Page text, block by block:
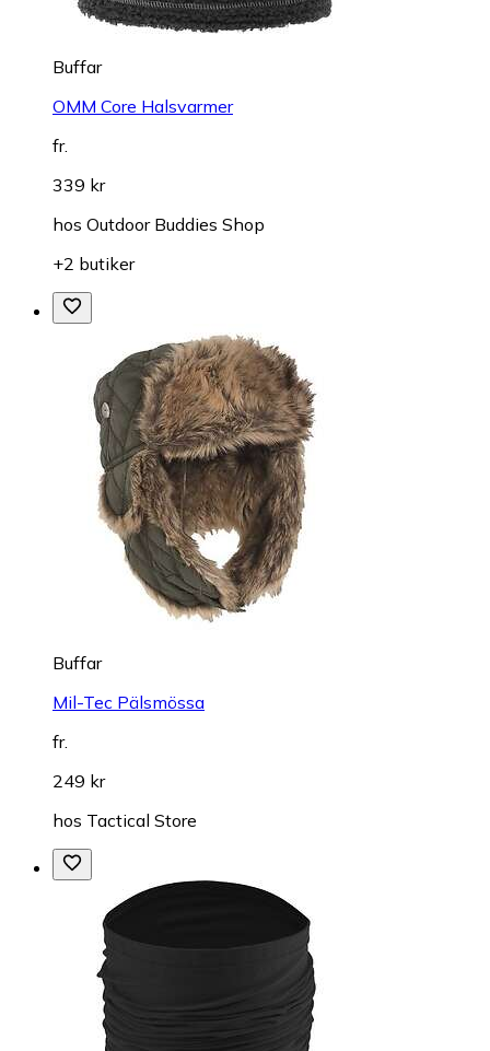
Buffar
OMM Core Halsvarmer
fr.
339 kr
hos Outdoor Buddies Shop
+2 butiker
Buffar
Mil-Tec Pälsmössa
fr.
249 kr
hos Tactical Store